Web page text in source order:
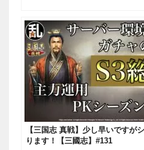
【三国志 真戦】少し早いですが
ります！【三國志】#131